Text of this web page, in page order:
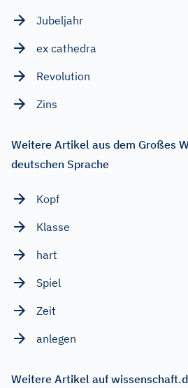
Jubeljahr
ex cathedra
Revolution
Zins
Weitere Artikel aus dem Großes
deutschen Sprache
Kopf
Klasse
hart
Spiel
Zeit
anlegen
Weitere Artikel auf